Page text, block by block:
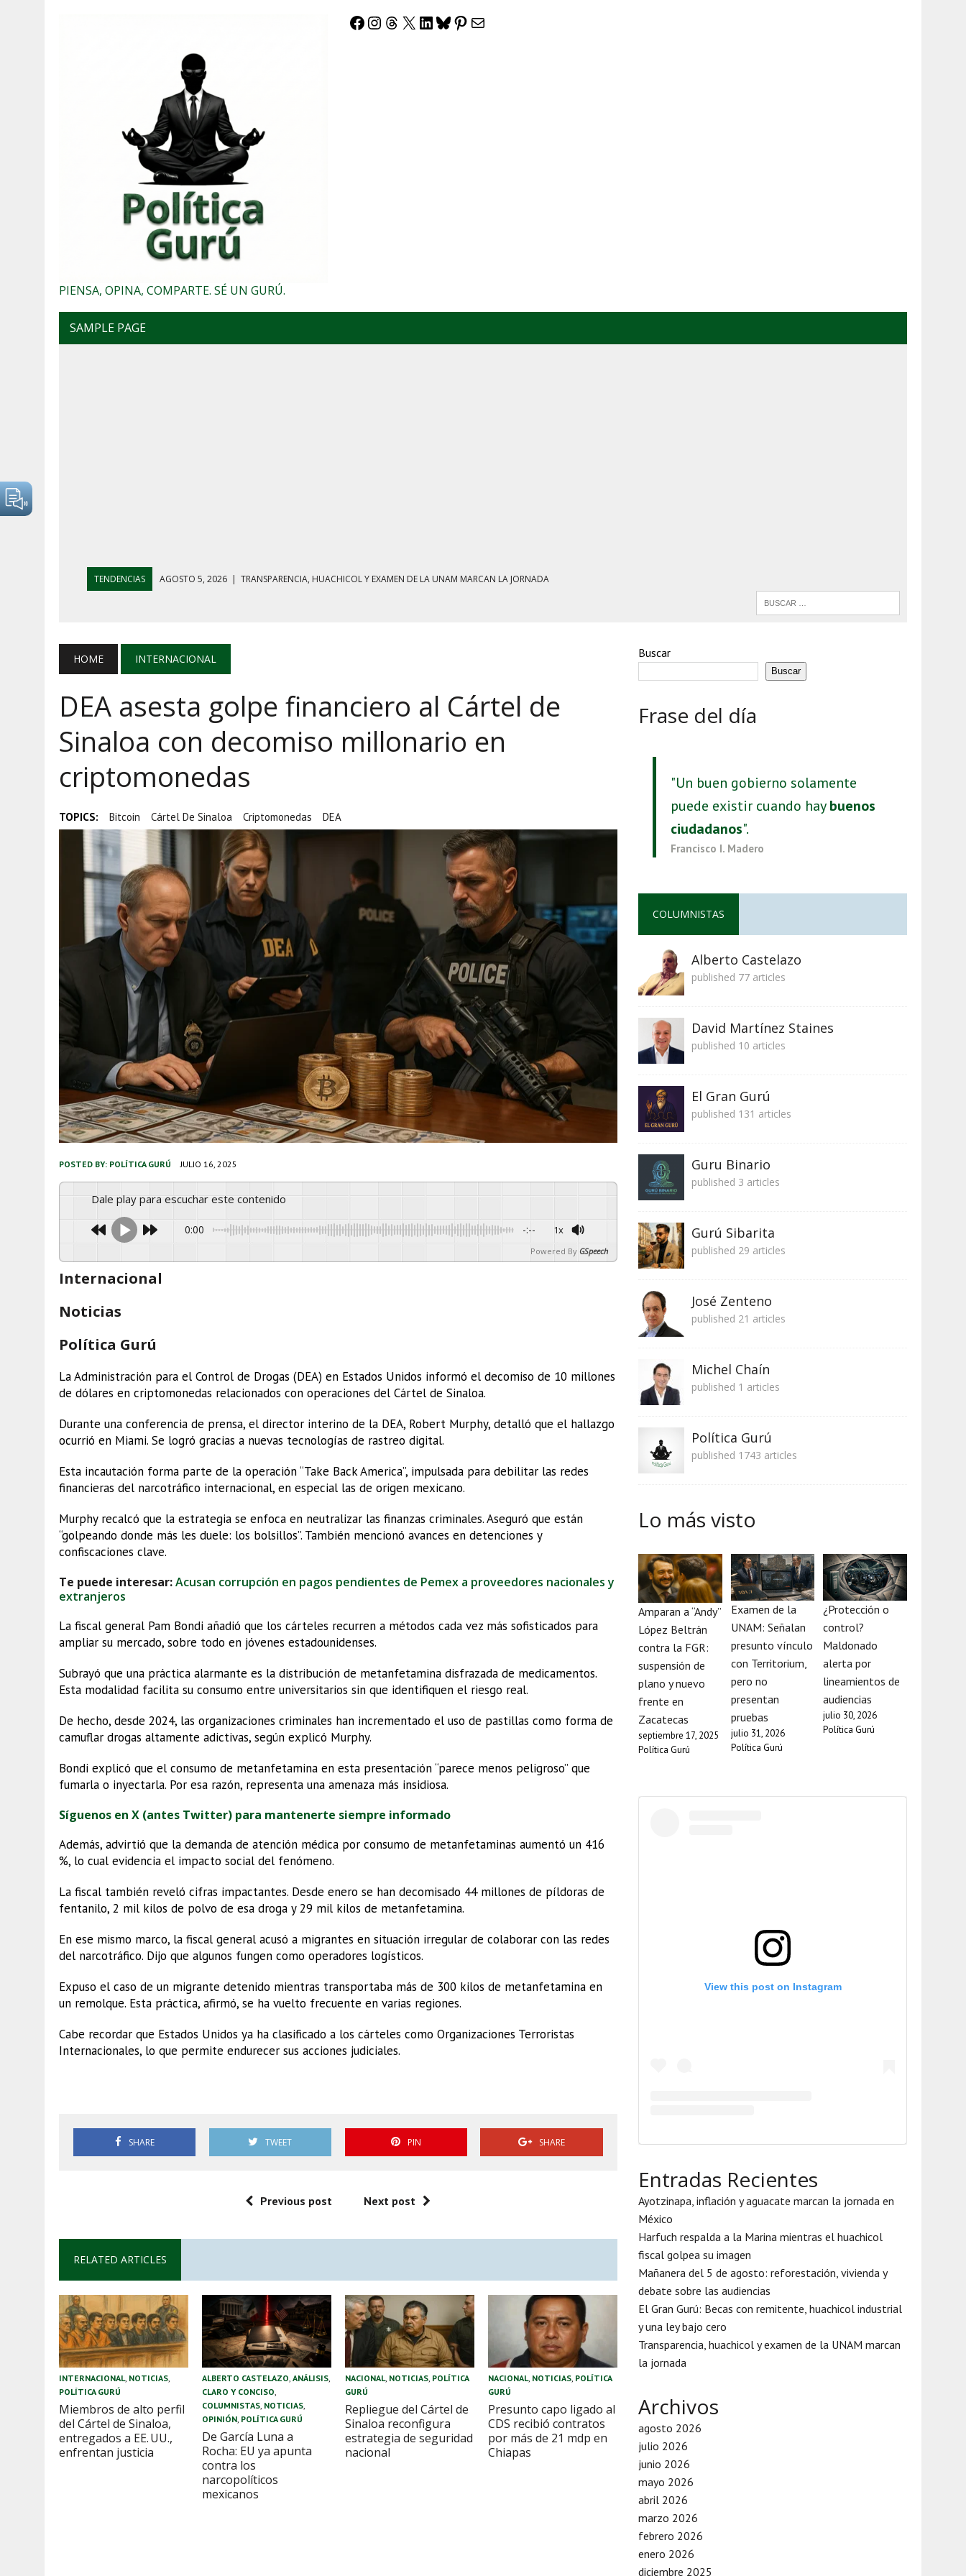
PIENSA, OPINA, COMPARTE. SÉ UN GURÚ.
Facebook
Instagram
Threads
X LinkedIn
Bluesky
Pinterest
Correo electrónico
SAMPLE PAGE
TENDENCIAS AGOSTO 5, 2026 | GOLPE AL HUACHICOL: FGR ASEGURA CUATRO CENTROS Y HASTA 1.1 MILLONES DE LITROS
AGOSTO 5, 2026 | EL GRAN GURÚ: BECAS CON REMITENTE, HUACHICOL INDUSTRIAL Y UNA LEY BAJO CERO
AGOSTO 5, 2026
TRANSPARENCIA, HUACHICOL Y EXAMEN DE LA UNAM MARCAN LA JORNADA
HOME INTERNACIONAL
DEA asesta golpe financiero al Cártel de
Sinaloa con decomiso millonario en
criptomonedas
TOPICS: Bitcoin Cártel De Sinaloa Criptomonedas DEA
POSTED BY: POLÍTICA GURÚ JULIO 16, 2025
Dale play para escuchar este contenido
0:00 -:-- 1x
Powered By GSpeech
Internacional
Noticias
Política Gurú
La Administración para el Control de Drogas (DEA) en Estados Unidos informó el decomiso de 10 millones
de dólares en criptomonedas relacionados con operaciones del Cártel de Sinaloa.
Durante una conferencia de prensa, el director interino de la DEA, Robert Murphy, detalló que el hallazgo
ocurrió en Miami. Se logró gracias a nuevas tecnologías de rastreo digital.
Esta incautación forma parte de la operación “Take Back America”, impulsada para debilitar las redes
financieras del narcotráfico internacional, en especial las de origen mexicano.
Murphy recalcó que la estrategia se enfoca en neutralizar las finanzas criminales. Aseguró que están
“golpeando donde más les duele: los bolsillos”. También mencionó avances en detenciones y
confiscaciones clave.
Te puede interesar:Acusan corrupción en pagos pendientes de Pemex a proveedores nacionales y
extranjeros
La fiscal general Pam Bondi añadió que los cárteles recurren a métodos cada vez más sofisticados para
ampliar su mercado, sobre todo en jóvenes estadounidenses.
Subrayó que una práctica alarmante es la distribución de metanfetamina disfrazada de medicamentos.
Esta modalidad facilita su consumo entre universitarios sin que identifiquen el riesgo real.
De hecho, desde 2024, las organizaciones criminales han incrementado el uso de pastillas como forma de
camuflar drogas altamente adictivas, según explicó Murphy.
Bondi explicó que el consumo de metanfetamina en esta presentación “parece menos peligroso” que
fumarla o inyectarla. Por esa razón, representa una amenaza más insidiosa.
Síguenos en X (antes Twitter) para mantenerte siempre informado
Además, advirtió que la demanda de atención médica por consumo de metanfetaminas aumentó un 416
%, lo cual evidencia el impacto social del fenómeno.
La fiscal también reveló cifras impactantes. Desde enero se han decomisado 44 millones de píldoras de
fentanilo, 2 mil kilos de polvo de esa droga y 29 mil kilos de metanfetamina.
En ese mismo marco, la fiscal general acusó a migrantes en situación irregular de colaborar con las redes
del narcotráfico. Dijo que algunos fungen como operadores logísticos.
Expuso el caso de un migrante detenido mientras transportaba más de 300 kilos de metanfetamina en
un remolque. Esta práctica, afirmó, se ha vuelto frecuente en varias regiones.
Cabe recordar que Estados Unidos ya ha clasificado a los cárteles como Organizaciones Terroristas
Internacionales, lo que permite endurecer sus acciones judiciales.
SHARE TWEET PIN SHARE
Previous post Next post
RELATED ARTICLES
INTERNACIONAL, NOTICIAS,
POLÍTICA GURÚ
Miembros de alto perfil
del Cártel de Sinaloa,
entregados a EE. UU.,
enfrentan justicia
ALBERTO CASTELAZO,ANÁLISIS,
CLARO Y CONCISO,
COLUMNISTAS, NOTICIAS,
OPINIÓN, POLÍTICA GURÚ
De García Luna a
Rocha: EU ya apunta
contra los
narcopolíticos
mexicanos
NACIONAL, NOTICIAS, POLÍTICA
GURÚ
Repliegue del Cártel de
Sinaloa reconfigura
estrategia de seguridad
nacional
NACIONAL, NOTICIAS, POLÍTICA
GURÚ
Presunto capo ligado al
CDS recibió contratos
por más de 21 mdp en
Chiapas
Buscar
Buscar
Frase del día
"Un buen gobierno solamente
puede existir cuando haybuenos
ciudadanos".
Francisco I. Madero
COLUMNISTAS
Alberto Castelazo
published 77 articles
David Martínez Staines
published 10 articles
El Gran Gurú
published 131 articles
Guru Binario
published 3 articles
Gurú Sibarita
published 29 articles
José Zenteno
published 21 articles
Michel Chaín
published 1 articles
Política Gurú
published 1743 articles
Lo más visto
Amparan a “Andy”
López Beltrán
contra la FGR:
suspensión de
plano y nuevo
frente en
Zacatecas
septiembre 17, 2025
Política Gurú
Examen de la
UNAM: Señalan
presunto vínculo
con Territorium,
pero no
presentan
pruebas
julio 31, 2026
Política Gurú
¿Protección o
control?
Maldonado
alerta por
lineamientos de
audiencias
julio 30, 2026
Política Gurú
View this post on Instagram
Entradas Recientes
Ayotzinapa, inflación y aguacate marcan la jornada en
México
Harfuch respalda a la Marina mientras el huachicol
fiscal golpea su imagen
Mañanera del 5 de agosto: reforestación, vivienda y
debate sobre las audiencias
El Gran Gurú: Becas con remitente, huachicol industrial
y una ley bajo cero
Transparencia, huachicol y examen de la UNAM marcan
la jornada
Archivos
agosto 2026
julio 2026
junio 2026
mayo 2026
abril 2026
marzo 2026
febrero 2026
enero 2026
diciembre 2025